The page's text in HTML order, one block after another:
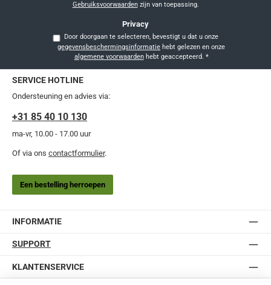
Gebruiksvoorwaardenzijn van toepassing.
Privacy
Door doorgaan te selecteren, bevestigt u dat u onze
gegevensbeschermingsinformatie
algemene voorwaardenhebt geaccepteerd. *
SERVICE HOTLINE
Ondersteuning en advies via:
+31 85 40 10 130
ma-vr, 10.00 - 17.00 uur
Of via ons contactformulier.
Een bestelling herroepen
INFORMATIE
SUPPORT
KLANTENSERVICE